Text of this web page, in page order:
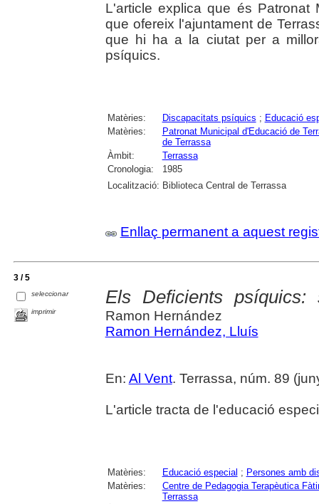
L'article explica que és Patronat
que ofereix l'ajuntament de
que hi ha a la ciutat per a
psíquics.
Matèries: Discapacitats psíquics ; Educació
Matèries:
Patronat Municipal d'Educació de
de Terrassa
Àmbit:
Terrassa
Cronologia:
1985
Localització: Biblioteca Central de Terrassa
Enllaç permanent a aquest
3 / 5
seleccionar
imprimir
Els Deficients psíquics:
Ramon Hernández
Ramon Hernández, Lluís
En: Al Vent. Terrassa, núm. 89
L'article tracta de l'educació
Matèries: Educació especial ; Persones amb
Matèries:
Centre de Pedagogia Terapèutica
Terrassa